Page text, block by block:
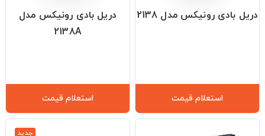
دریل بادی رونیکس مدل 2138
استعلام قیمت
دریل بادی رونیکس مدل
2138A
استعلام قیمت
جدید